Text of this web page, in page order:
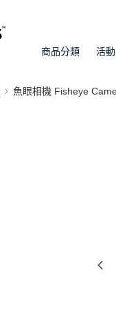
商品分類 活動
魚眼相機 Fisheye